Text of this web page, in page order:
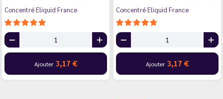
Concentré Eliquid France
Ajouter 3,17 €
Concentré Eliquid France
Ajouter 3,17 €